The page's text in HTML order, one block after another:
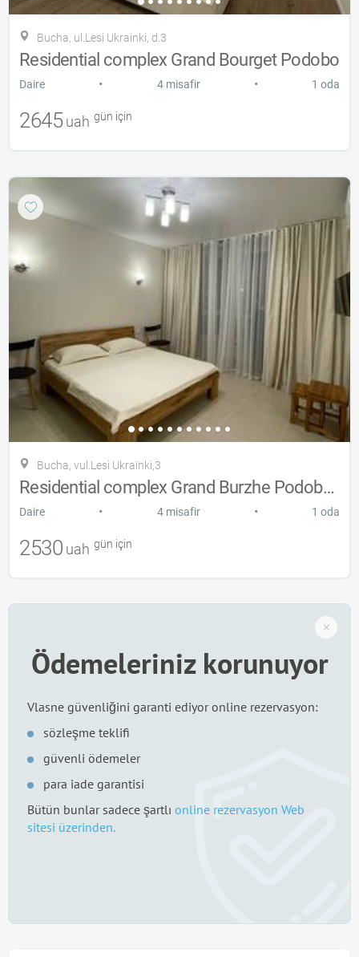
Bucha, ul.Lesi Ukrainki, d.3
Residential complex Grand Bourget Podobo
Daire • 4 misafir • 1 oda
2645 uah gün için
Bucha, vul.Lesі Ukraїnki,3
Residential complex Grand Burzhe Podobov
Daire • 4 misafir • 1 oda
2530 uah gün için
Ödemeleriniz korunuyor
Vlasne güvenliğini garanti ediyor online rezervasyon:
sözleşme teklifi
güvenli ödemeler
para iade garantisi
Bütün bunlar sadece şartlı online rezervasyon Web
sitesi üzerinden.